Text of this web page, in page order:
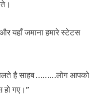
यहाँ जमाना हमारे स्टेटस
मिलते है साहब ………लोग आपको
गए।”